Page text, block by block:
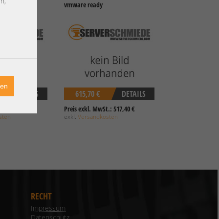
vmware
DETAILS
vmware ready
DETAILS
615,70 €
Preis exkl. MwSt.: 517,40 €
exkl. Versandkosten
RECHT
Impressum